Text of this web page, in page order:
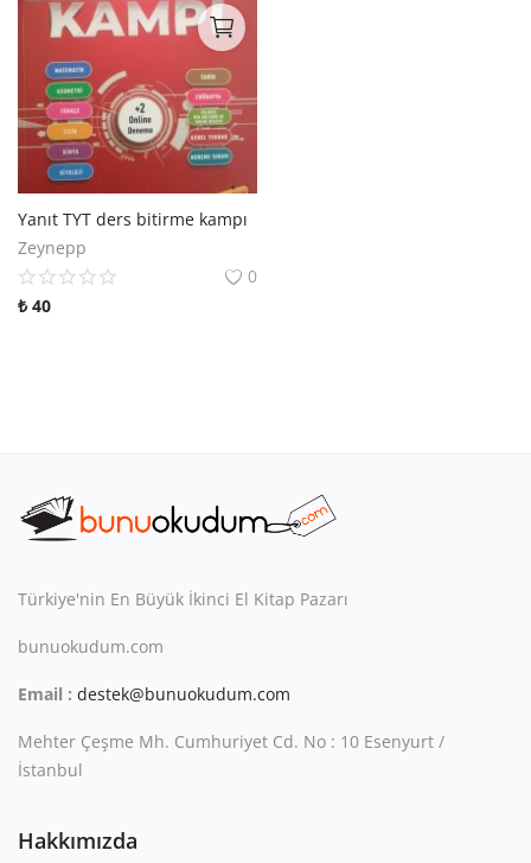
Yanıt TYT ders bitirme kampı
Zeynepp
0
₺ 40
Türkiye'nin En Büyük İkinci El Kitap Pazarı
bunuokudum.com
Email : destek@bunuokudum.com
Mehter Çeşme Mh. Cumhuriyet Cd. No : 10 Esenyurt /
İstanbul
Hakkımızda